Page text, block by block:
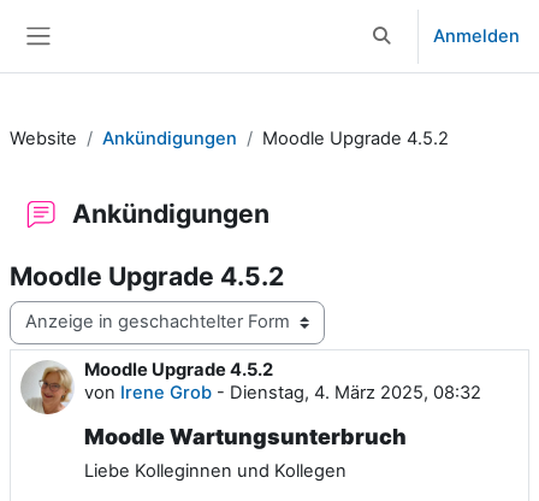
Sucheingabe
Anmelden
Website Ankündigungen Moodle Upgrade 4.5.2
Ankündigungen
Moodle Upgrade 4.5.2
Anzeigemodus
Moodle Upgrade 4.5.2
von Irene Grob - Dienstag, 4. März 2025, 08:32
Anzahl Antworten: 0
Moodle Wartungsunterbruch
Liebe Kolleginnen und Kollegen